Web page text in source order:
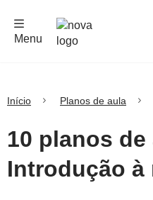
Menu
Início Planos de aula
10 planos
Introdução à